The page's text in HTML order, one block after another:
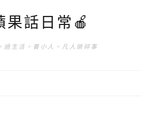
果話日常🍎
過生活。養小人。凡人瑣碎事